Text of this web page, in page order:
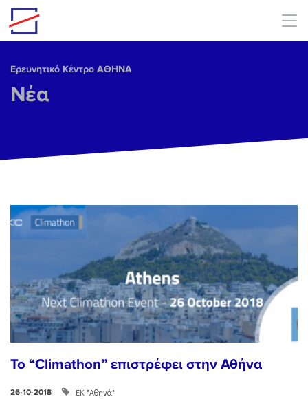
Skip to main content
Ερευνητικό Κέντρο ΑΘΗΝΑ
Νέα
To “Climathon” επιστρέφει στην Αθήνα
26-10-2018 ΕΚ "Αθηνά"